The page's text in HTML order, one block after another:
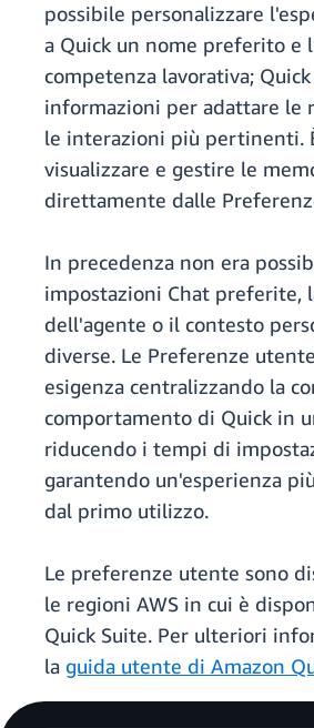
possibile personalizzare
a Quick un nome preferito e
competenza lavorativa;
informazioni per adattare le
le interazioni più pertinenti.
visualizzare e gestire le
direttamente dalle
In precedenza non era
impostazioni Chat preferite,
dell'agente o il contesto
diverse. Le Preferenze
esigenza centralizzando la
comportamento di Quick in
riducendo i tempi di
garantendo un'esperienza
dal primo utilizzo.
Le preferenze utente sono
le regioni AWS in cui è
Quick Suite. Per ulteriori
la guida utente di Amazon